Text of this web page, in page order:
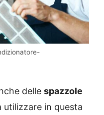
delle spazzole
utilizzare in questa